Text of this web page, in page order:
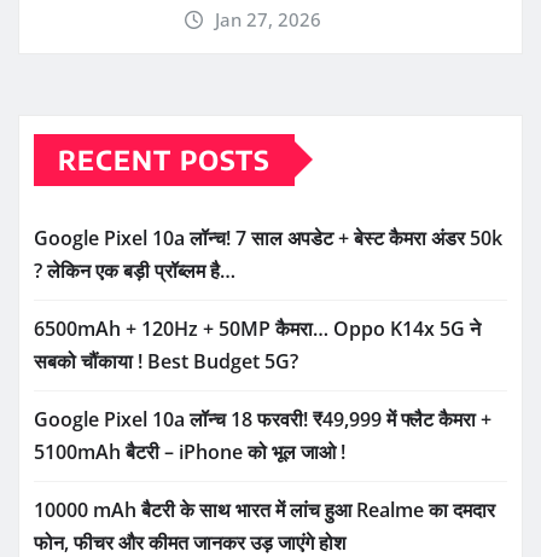
Jan 27, 2026
RECENT POSTS
Google Pixel 10a लॉन्च! 7 साल अपडेट + बेस्ट कैमरा अंडर 50k
? लेकिन एक बड़ी प्रॉब्लम है…
6500mAh + 120Hz + 50MP कैमरा… Oppo K14x 5G ने
सबको चौंकाया ! Best Budget 5G?
Google Pixel 10a लॉन्च 18 फरवरी! ₹49,999 में फ्लैट कैमरा +
5100mAh बैटरी – iPhone को भूल जाओ !
10000 mAh बैटरी के साथ भारत में लांच हुआ Realme का दमदार
फोन, फीचर और कीमत जानकर उड़ जाएंगे होश